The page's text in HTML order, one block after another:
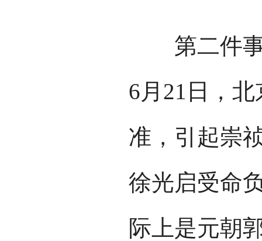
第二件事
6月21日，
准，引起崇
徐光启受命
际上是元朝